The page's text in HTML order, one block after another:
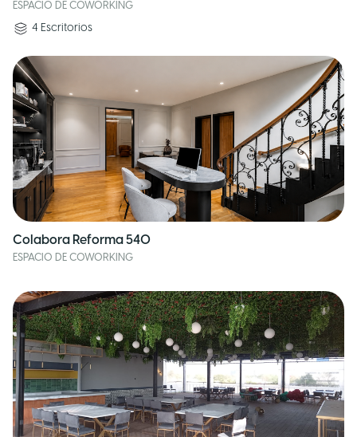
ESPACIO DE COWORKING
4 Escritorios
Colabora Reforma 540
ESPACIO DE COWORKING